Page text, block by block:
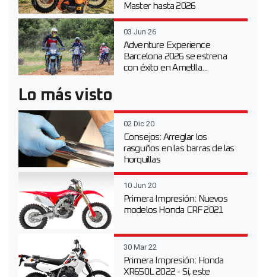
Master hasta 2026
03 Jun 26
Adventure Experience
Barcelona 2026 se estrena
con éxito en Ametlla...
Lo más visto
02 Dic 20
Consejos: Arreglar los
rasguños en las barras de las
horquillas
10 Jun 20
Primera Impresión: Nuevos
modelos Honda CRF 2021
30 Mar 22
Primera Impresión: Honda
XR650L 2022 - Sí, este